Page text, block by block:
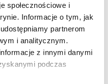
społecznościowe i
Informacje o tym, jak
partnerom
i analitycznym.
z innymi danymi
podczas
OUTLET
HOT
79,99 zł
Cena regularna179,99 zł
Najniższa cena z 30 dni przed